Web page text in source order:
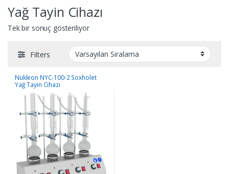
Yağ Tayin Cihazı
Tek bir sonuç gösteriliyor
Filters
Nükleon NYC-100-2 Soxholet
Yağ Tayin Cihazı